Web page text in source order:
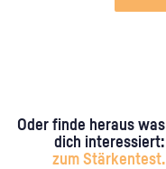
Oder finde heraus was
dich interessiert:
zum Stärkentest.